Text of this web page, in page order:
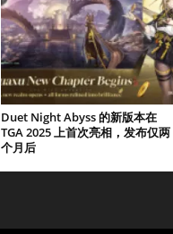
Duet Night Abyss 的新版本在
TGA 2025 上首次亮相，发布仅两
个月后